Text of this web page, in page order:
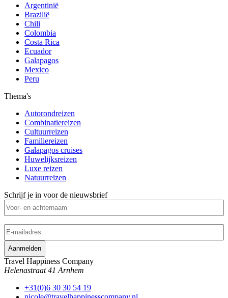
Argentinië
Brazilië
Chili
Colombia
Costa Rica
Ecuador
Galapagos
Mexico
Peru
Thema's
Autorondreizen
Combinatiereizen
Cultuurreizen
Familiereizen
Galapagos cruises
Huwelijksreizen
Luxe reizen
Natuurreizen
Schrijf je in voor de nieuwsbrief
Voor-
en
E-
mailadres(Vereist)
Travel Happiness Company
Helenastraat 41 Arnhem
+31(0)6 30 30 54 19